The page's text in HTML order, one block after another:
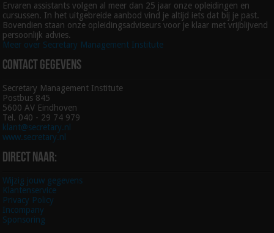
Ervaren assistants volgen al meer dan 25 jaar onze opleidingen en
cursussen. In het uitgebreide aanbod vind je altijd iets dat bij je past.
Bovendien staan onze opleidingsadviseurs voor je klaar met vrijblijvend
persoonlijk advies.
Meer over Secretary Management Institute
Contact gegevens
Secretary Management Institute
Postbus 845
5600 AV Eindhoven
Tel. 040 - 29 74 979
klant@secretary.nl
www.secretary.nl
Direct naar:
Wijzig jouw gegevens
Klantenservice
Privacy Policy
Incompany
Sponsoring